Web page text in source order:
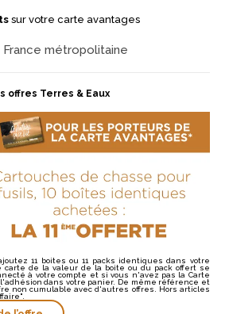
sur votre carte avantages
métropolitaine
offres Terres & Eaux
11 boites ou 11 packs identiques dans votre
de la valeur de la boite ou du pack offert se
à votre compte et si vous n'avez pas la Carte
dans votre panier. De même référence et
non cumulable avec d'autres offres. Hors articles